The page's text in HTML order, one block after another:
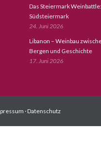
Das Steiermark
Südsteiermark
24. Juni 2026
Libanon – Weinbau
Bergen und Geschichte
17. Juni 2026
·Datenschutz